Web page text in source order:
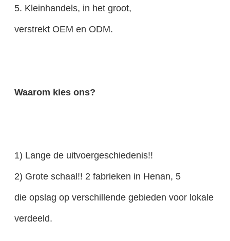
5. Kleinhandels, in het groot,
verstrekt OEM en ODM.
Waarom kies ons?
1) Lange de uitvoergeschiedenis!!
2) Grote schaal!! 2 fabrieken in Henan, 5
die opslag op verschillende gebieden voor lokale
verdeeld.